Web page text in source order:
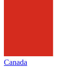
Canada